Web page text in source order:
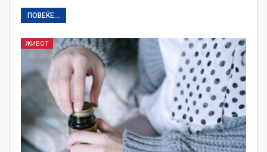
ПОВЕЌЕ...
ЖИВОТ